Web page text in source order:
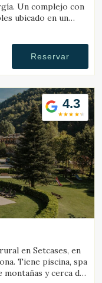
Un complejo con
ubicado en un
Reservar
4.3
en Setcases, en
Tiene piscina, spa
montañas y cerca de